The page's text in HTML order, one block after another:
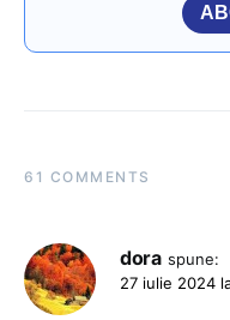
61 COMMENTS
dora spune:
27 iulie 2024